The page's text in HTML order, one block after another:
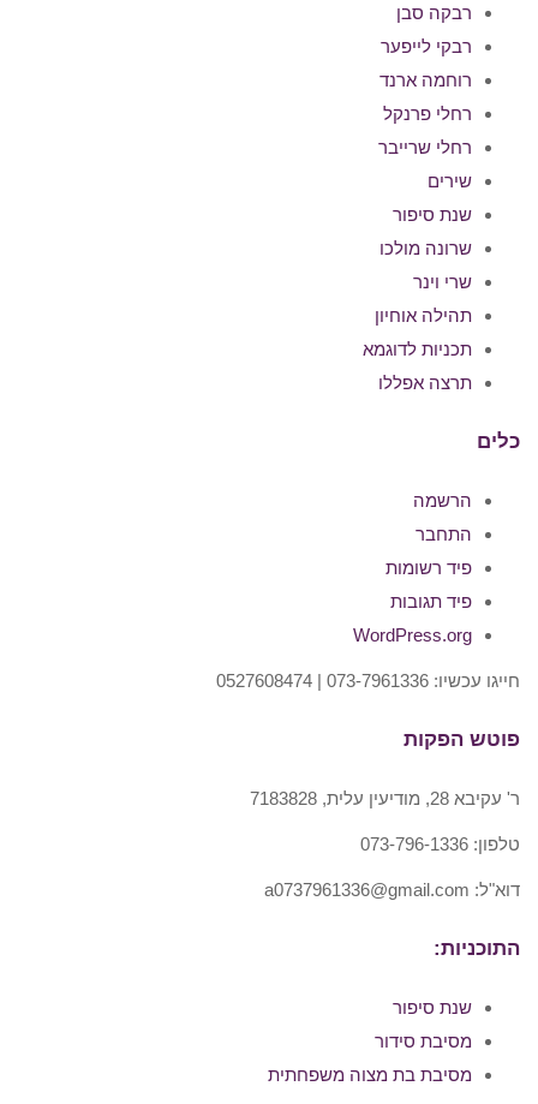
רבקה סבן
רבקי לייפער
רוחמה ארנד
רחלי פרנקל
רחלי שרייבר
שירים
שנת סיפור
שרונה מולכו
שרי וינר
תהילה אוחיון
תכניות לדוגמא
תרצה אפללו
כלים
הרשמה
התחבר
פיד רשומות
פיד תגובות
WordPress.org
חייגו עכשיו: 073-7961336 | 0527608474
פוטש הפקות
ר' עקיבא 28, מודיעין עלית, 7183828
טלפון: 073-796-1336
דוא"ל: a0737961336@gmail.com
התוכניות:
שנת סיפור
מסיבת סידור
מסיבת בת מצוה משפחתית